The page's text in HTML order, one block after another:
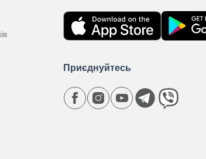
Приєднуйтесь